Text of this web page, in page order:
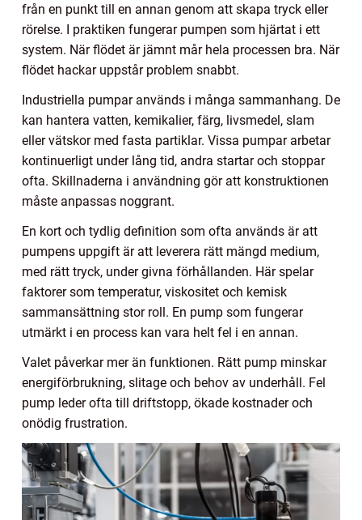
från en punkt till en annan genom att skapa tryck eller
rörelse. I praktiken fungerar pumpen som hjärtat i ett
system. När flödet är jämnt mår hela processen bra. När
flödet hackar uppstår problem snabbt.
Industriella pumpar används i många sammanhang. De
kan hantera vatten, kemikalier, färg, livsmedel, slam
eller vätskor med fasta partiklar. Vissa pumpar arbetar
kontinuerligt under lång tid, andra startar och stoppar
ofta. Skillnaderna i användning gör att konstruktionen
måste anpassas noggrant.
En kort och tydlig definition som ofta används är att
pumpens uppgift är att leverera rätt mängd medium,
med rätt tryck, under givna förhållanden. Här spelar
faktorer som temperatur, viskositet och kemisk
sammansättning stor roll. En pump som fungerar
utmärkt i en process kan vara helt fel i en annan.
Valet påverkar mer än funktionen. Rätt pump minskar
energiförbrukning, slitage och behov av underhåll. Fel
pump leder ofta till driftstopp, ökade kostnader och
onödig frustration.